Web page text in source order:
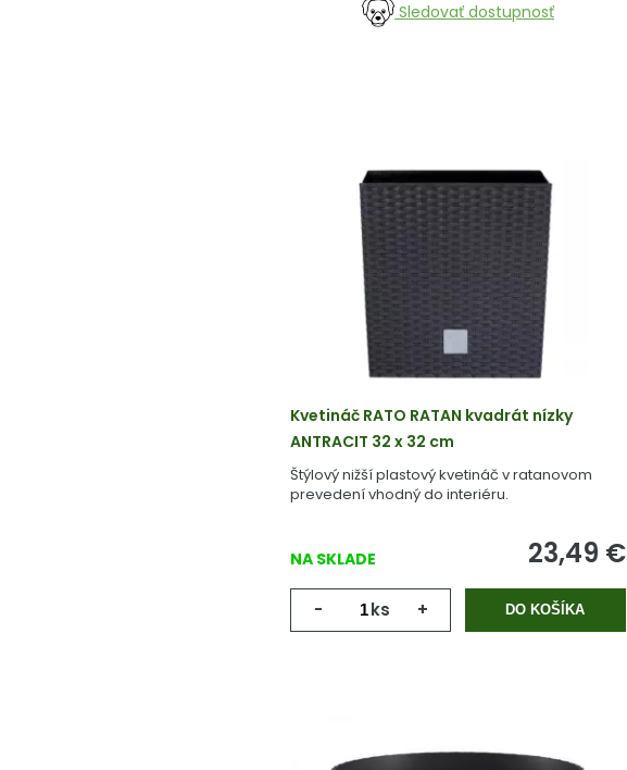
Sledovať dostupnosť
Kvetináč RATO RATAN kvadrát nízky
ANTRACIT 32 x 32 cm
Štýlový nižší plastový kvetináč v ratanovom
prevedení vhodný do interiéru.
NA SKLADE 23,49 €
- ks + DO KOŠÍKA